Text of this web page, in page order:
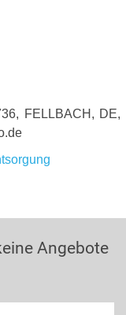
FELLBACH, DE,
Angebote